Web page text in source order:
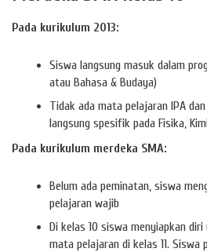
Pada kurikulum 2013:
Siswa langsung masuk dalam
atau Bahasa & Budaya)
Tidak ada mata pelajaran IPA
langsung spesifik pada Fisika,
Pada kurikulum merdeka SMA:
Belum ada peminatan, siswa
pelajaran wajib
Di kelas 10 siswa menyiapkan
mata pelajaran di kelas 11.